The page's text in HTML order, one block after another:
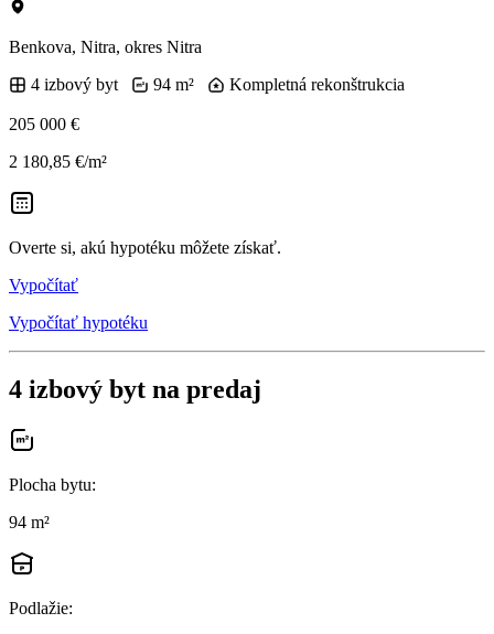
Benkova, Nitra, okres Nitra
4 izbový byt
94 m² Kompletná rekonštrukcia
205 000 €
2 180,85 €/m²
Overte si, akú hypotéku môžete získať.
Vypočítať
Vypočítať hypotéku
4 izbový byt na predaj
Plocha bytu:
94 m²
Podlažie: